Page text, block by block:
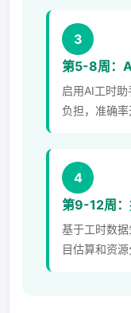
3
第5-8周：
启用AI工时
负担，准确
4
第9-12周
基于工时数
目估算和资